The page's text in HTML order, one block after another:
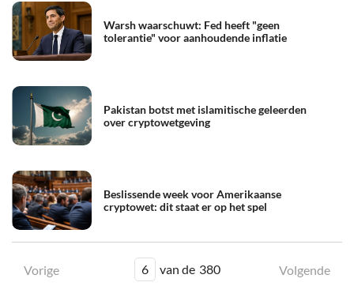
Warsh waarschuwt: Fed heeft "geen
tolerantie" voor aanhoudende inflatie
Pakistan botst met islamitische geleerden
over cryptowetgeving
Beslissende week voor Amerikaanse
cryptowet: dit staat er op het spel
Vorige 6 van de 380 Volgende